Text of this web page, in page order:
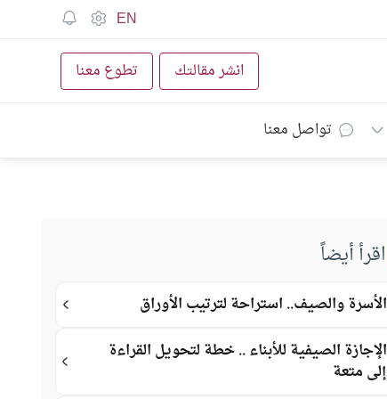
EN
انشر مقالتك تطوع معنا
تواصل معنا
اقرأ أيضاً
الأسرة والصيف.. استراحة لترتيب الأوراق
الإجازة الصيفية للأبناء .. خطة لتحويل القراءة
إلى متعة